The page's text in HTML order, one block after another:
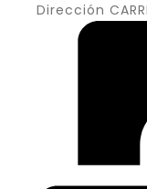
Dirección